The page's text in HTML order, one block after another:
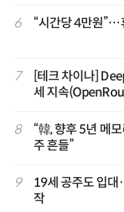
6 “시간당 4만원”…
7
[테크 차이나]
세 지속
8
“韓, 향후 5년 메
주 흔들”
9
19세 공주도 입대
작